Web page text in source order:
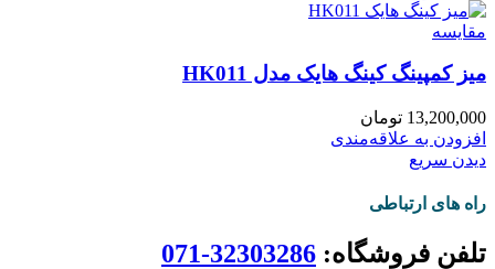
مقایسه
میز کمپینگ کینگ هایک مدل HK011
13,200,000 تومان
افزودن به علاقه‌مندی
دیدن سریع
راه های ارتباطی
تلفن فروشگاه: 32303286-071